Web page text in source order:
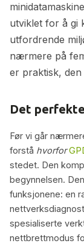
utviklet for å gi
utfordrende
nærmere på
er praktisk,
Det
Før vi går
forstå hvorfor
stedet. Den
begynnelsen.
funksjonene: en
spesialiserte
nettbrettmodus